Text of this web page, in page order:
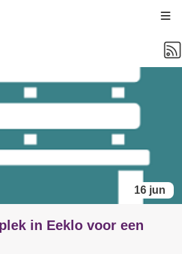
16 jun
in Eeklo voor een